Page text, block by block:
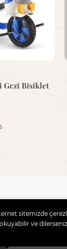
Gezi Bisiklet
sitemizde
ve